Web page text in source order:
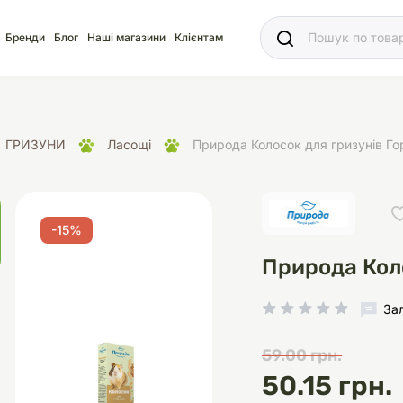
Здоров'я
Туалети та аксесуари
Наповнювачі
для кліток Здоров'я
Здоров'я
акваріума Акваріуми
Помпи
Бренди Блог Наші магазини Клієнтам
ГРИЗУНИ Ласощі Природа Колосок для гризунів
Природа
-15%
59.00 грн.
50.15 грн.